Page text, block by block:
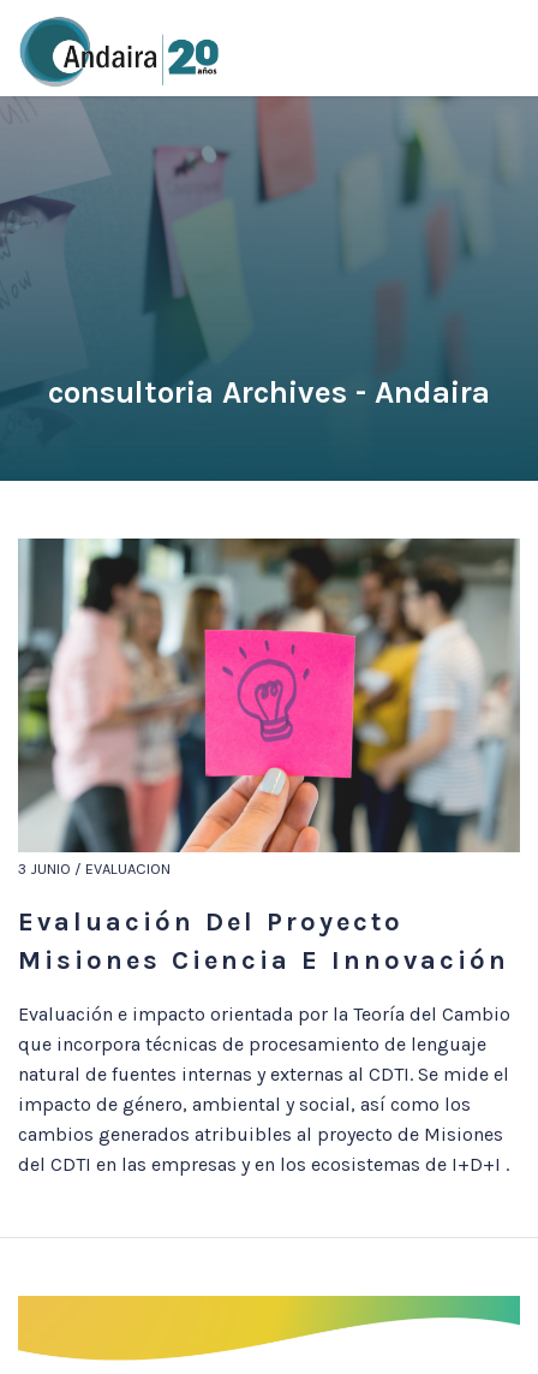
consultoria Archives - Andaira
3 JUNIO / EVALUACION
Evaluación Del Proyecto
Misiones Ciencia E Innovación
Evaluación e impacto orientada por la Teoría del Cambio
que incorpora técnicas de procesamiento de lenguaje
natural de fuentes internas y externas al CDTI. Se mide el
impacto de género, ambiental y social, así como los
cambios generados atribuibles al proyecto de Misiones
del CDTI en las empresas y en los ecosistemas de I+D+I .